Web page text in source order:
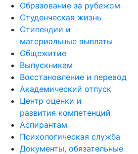
Образование за рубежом
Студенческая жизнь
Стипендии и
материальные выплаты
Общежитие
Выпускникам
Восстановление и перевод
Академический отпуск
Центр оценки и
развития компетенций
Аспирантам
Психологическая служба
Документы, обязательные